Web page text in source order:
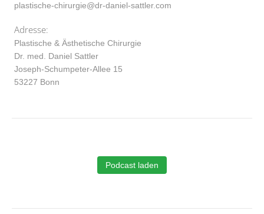
plastische-chirurgie@dr-daniel-sattler.com
Adresse:
Plastische & Ästhetische Chirurgie
Dr. med. Daniel Sattler
Joseph-Schumpeter-Allee 15
53227 Bonn
Podcast laden